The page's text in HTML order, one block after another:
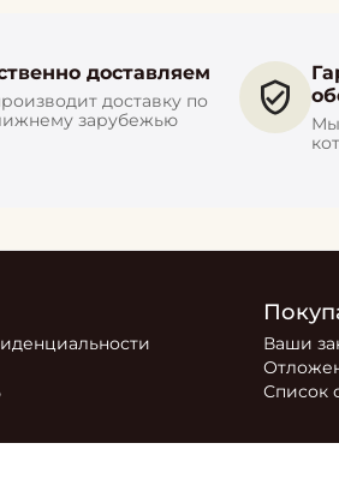
доставляем
доставку по
зарубежью
Мы
Ваши
Список